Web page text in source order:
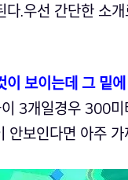
.우선 간단한 소
보이는데 그 밑
3개일경우 300
안보인다면 아주